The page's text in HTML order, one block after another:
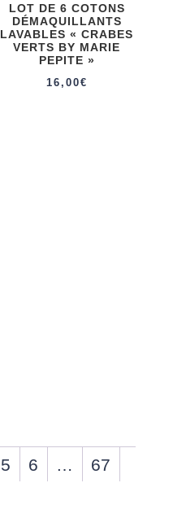
LOT DE 6 COTONS
DÉMAQUILLANTS
LAVABLES « CRABES
VERTS BY MARIE
PEPITE »
16,00€
5 6 …
67